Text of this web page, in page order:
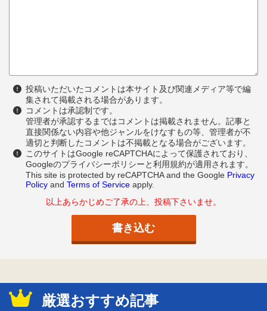
投稿いただいたコメントは本サイト及び関連メディア等で編
集されて掲載される場合があります。
コメントは承認制です。
管理者が承認するまではコメントは掲載されません。記事と
直接関係ない内容や他ジャンルをけなすもの等、管理者が不
適切と判断したコメントは不掲載となる場合がございます。
このサイトはGoogle reCAPTCHAによって保護されており、
Googleのプライバシーポリシーと利用規約が適用されます。
This site is protected by reCAPTCHA and the Google Privacy
Policy and Terms of Service apply.
以上あらかじめご了承の上、投稿下さいませ。
厳選おすすめ記事